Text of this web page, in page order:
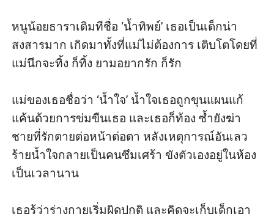
หนูน้อยธาราเดิมทีชื่อ ‘น้ำทิพย์’ เธอเป็นเด็กน่า
สงสารมาก เกิดมาทั้งที่แม่ไม่ต้องการ เติบโตโดยที่
แม่นึกจะทิ้ง ก็ทิ้ง ยามอยากรัก ก็รัก
แม่ของเธอชื่อว่า ‘น้ำใจ’ น้ำใจเธอถูกขุนแผนแก้
แค้นด้วยการข่มขืนเธอ และเธอก็ท้อง ซ้ำยังฆ่า
ชายที่รักตายต่อหน้าต่อตา หลังเหตุการณ์อันเลว
ร้ายน้ำใจกลายเป็นคนซึมเศร้า ขังตัวเองอยู่ในห้อง
เป็นเวลานาน
เธอรู้ว่าร่างกายเริ่มผิดปกติ และคิดจะเก็บเด็กเอา